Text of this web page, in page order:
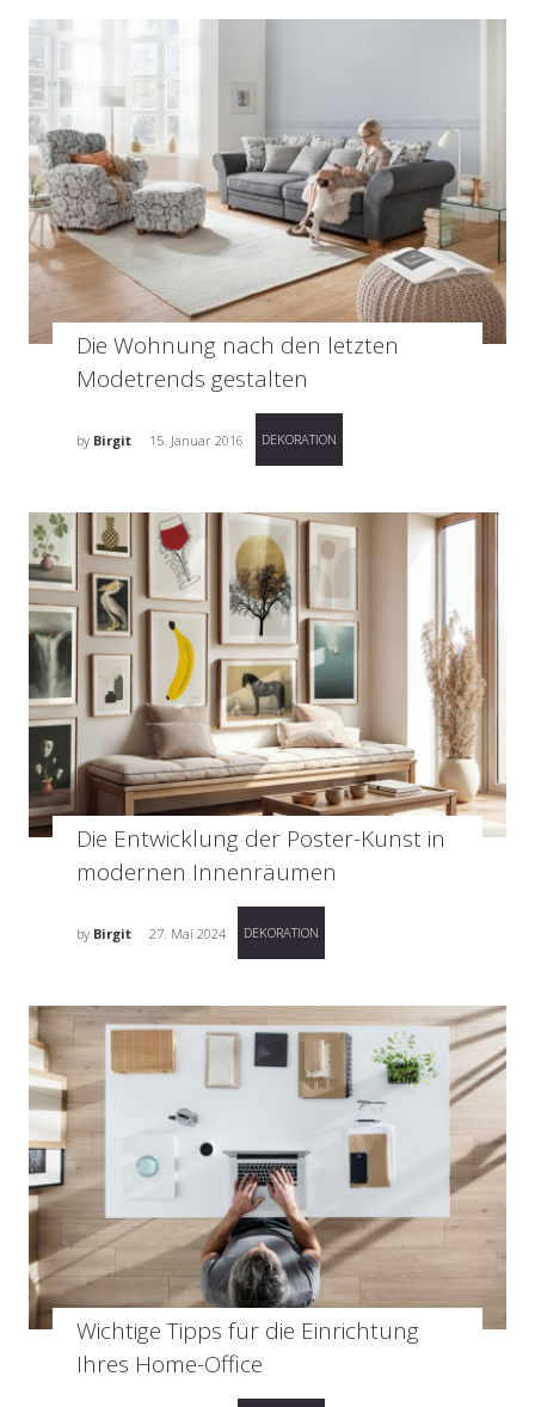
Die Wohnung nach den letzten
Modetrends gestalten
by Birgit 15. Januar 2016 DEKORATION
Die Entwicklung der Poster-Kunst in
modernen Innenräumen
by Birgit 27. Mai 2024 DEKORATION
Wichtige Tipps für die Einrichtung
Ihres Home-Office